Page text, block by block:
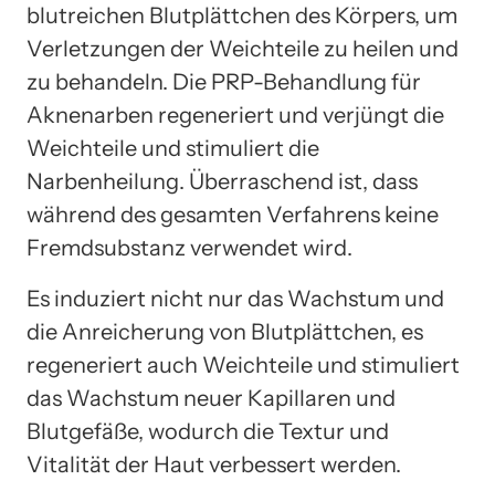
blutreichen Blutplättchen des Körpers, um
Verletzungen der Weichteile zu heilen und
zu behandeln. Die PRP-Behandlung für
Aknenarben regeneriert und verjüngt die
Weichteile und stimuliert die
Narbenheilung. Überraschend ist, dass
während des gesamten Verfahrens keine
Fremdsubstanz verwendet wird.
Es induziert nicht nur das Wachstum und
die Anreicherung von Blutplättchen, es
regeneriert auch Weichteile und stimuliert
das Wachstum neuer Kapillaren und
Blutgefäße, wodurch die Textur und
Vitalität der Haut verbessert werden.